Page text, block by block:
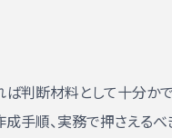
ば判断材料として十分か
手順、実務で押さえるべ